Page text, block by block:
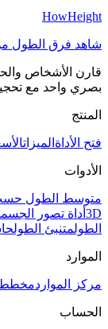
HowHeight
شاهد فرق الطول
قارن الأشخاص
بصري واحد مع
المنتج
فتح الأداة الميزات
الأدوات
متوسط الطول
3D أداة تصور الجسم
الطولمتنبئ الطول
الموارد
مركز المواردمخطط
الحساب